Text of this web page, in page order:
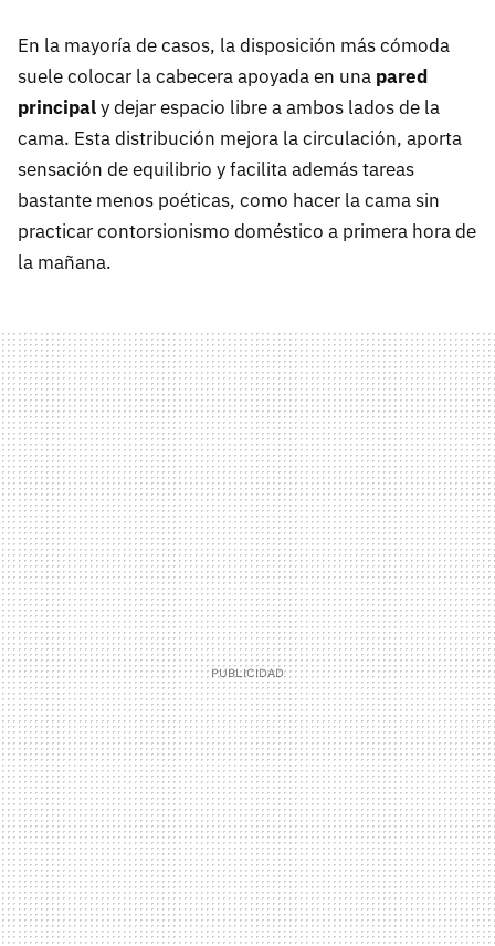
En la mayoría de casos, la disposición más cómoda
suele colocar la cabecera apoyada en una pared
principaly dejar espacio libre a ambos lados de la
cama. Esta distribución mejora la circulación, aporta
sensación de equilibrio y facilita además tareas
bastante menos poéticas, como hacer la cama sin
practicar contorsionismo doméstico a primera hora de
la mañana.